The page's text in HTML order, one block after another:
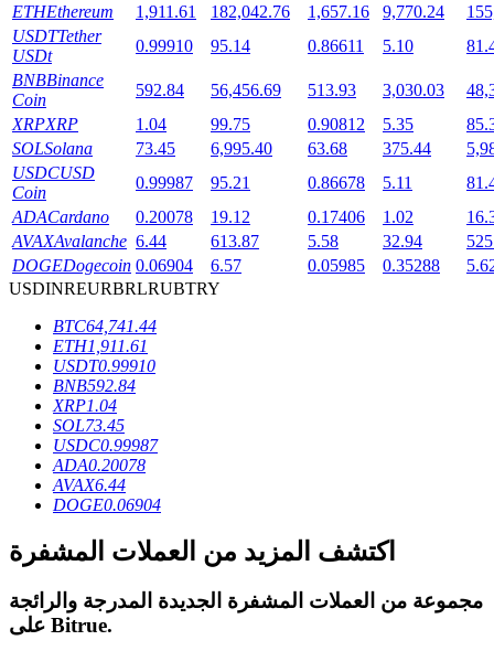
Launchpool
الرهان المرن لكسب العملات الرقمية الشهيرة
عمليات احتجاز BTR
القروض
ETHEthereum 1,911.61 182,042.76 1,657.16 9,770.24
USDTTether
USDt
0.99910 95.14 0.86611 5.10
BNBBinance
Coin
592.84 56,456.69 513.93 3,030.03
XRPXRP 1.04 99.75 0.90812 5.35
SOLSolana 73.45 6,995.40 63.68 375.44
USDCUSD
Coin
0.99987 95.21 0.86678 5.11
ADACardano 0.20078 19.12 0.17406 1.02
AVAXAvalanche 6.44 613.87 5.58 32.94
DOGEDogecoin 0.06904 6.57 0.05985 0.35288
USDINREURBRLRUBTRY
BTC64,741.44
ETH1,911.61
USDT0.99910
BNB592.84
XRP1.04
SOL73.45
USDC0.99987
ADA0.20078
AVAX6.44
DOGE0.06904
اكتشف المزيد من العملات المشفرة
مجموعة من العملات المشفرة الجديدة المدرجة والرائجة
Bitrue.